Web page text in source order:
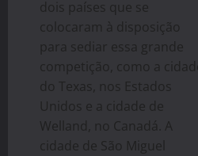
dois países que se
colocaram à disposição
para sediar essa grande
competição, como a
do Texas, nos Estados
Unidos e a cidade de
Welland, no Canadá. A
cidade de São Miguel